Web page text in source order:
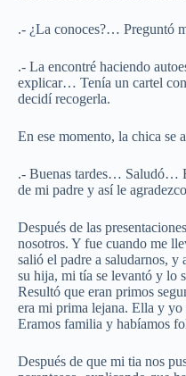
.- ¿La conoces?… Preguntó
.- La encontré haciendo
explicar… Tenía un cartel
decidí recogerla.
En ese momento, la chica se
.- Buenas tardes… Saludó…
de mi padre y así le
Después de las
nosotros. Y fue cuando me
salió el padre a saludarnos, y
su hija, mi tía se levantó y lo
Resultó que eran primos
era mi prima lejana. Ella y yo
Eramos familia y habíamos
Después de que mi tia nos